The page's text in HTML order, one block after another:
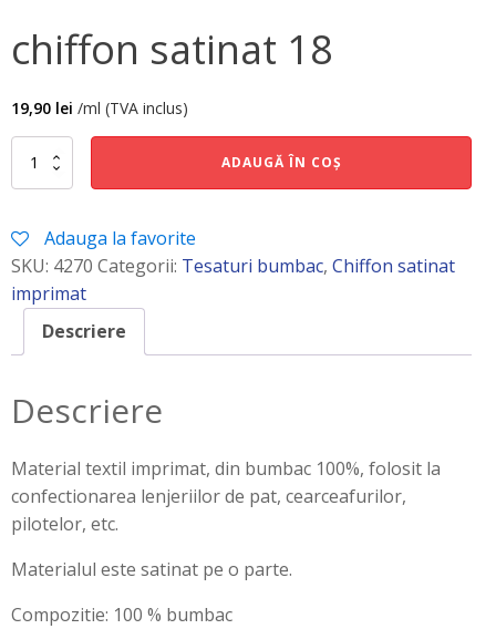
chiffon satinat 18
19,90 lei /ml (TVA inclus)
Cantitate
ADAUGĂ ÎN COȘ
Adauga la favorite
SKU: 4270 Categorii: Tesaturi bumbac, Chiffon satinat
imprimat
Descriere
Descriere
Material textil imprimat, din bumbac 100%, folosit la
confectionarea lenjeriilor de pat, cearceafurilor,
pilotelor, etc.
Materialul este satinat pe o parte.
Compozitie: 100 % bumbac